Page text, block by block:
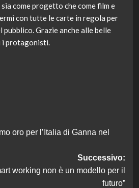
come progetto che come film e
con tutte le carte in regola per
Grazie anche alle belle
protagonisti.
oro per l’Italia di Ganna nel
Successivo:
working non è un modello per il
futuro”